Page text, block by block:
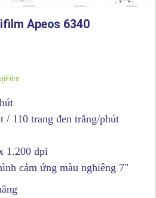
Apeos 6340
/ 110 trang đen trắng/phút
1.200 dpi
cảm ứng màu nghiêng 7"